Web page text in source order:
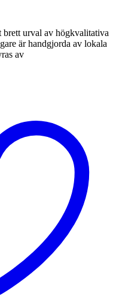
urval av högkvalitativa
är handgjorda av lokala
av